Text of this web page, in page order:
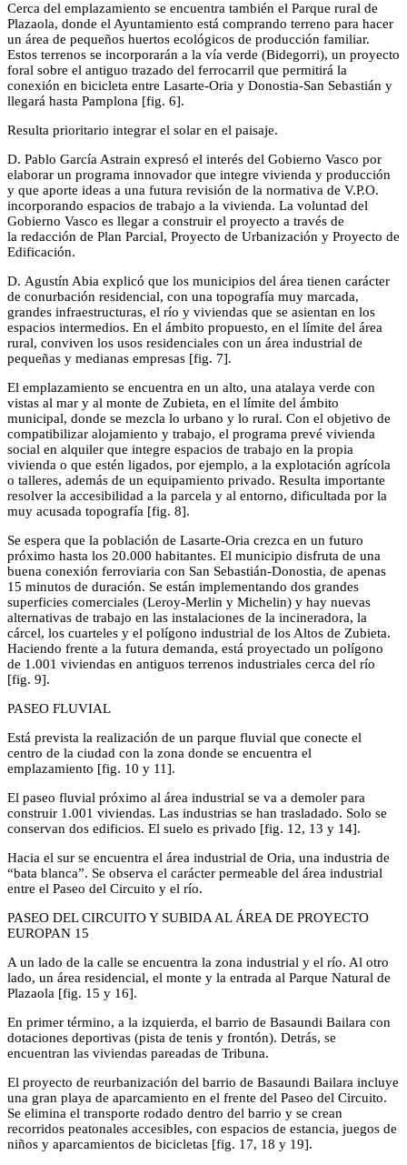
Cerca del emplazamiento se encuentra también el Parque rural de
Plazaola, donde el Ayuntamiento está comprando terreno para hacer
un área de pequeños huertos ecológicos de producción familiar.
Estos terrenos se incorporarán a la vía verde (Bidegorri), un proyecto
foral sobre el antiguo trazado del ferrocarril que permitirá la
conexión en bicicleta entre Lasarte-Oria y Donostia-San Sebastián y
llegará hasta Pamplona [fig. 6].
Resulta prioritario integrar el solar en el paisaje.
D. Pablo García Astrain expresó el interés del Gobierno Vasco por
elaborar un programa innovador que integre vivienda y producción
y que aporte ideas a una futura revisión de la normativa de V.P.O.
incorporando espacios de trabajo a la vivienda. La voluntad del
Gobierno Vasco es llegar a construir el proyecto a través de
la redacción de Plan Parcial, Proyecto de Urbanización y Proyecto de
Edificación.
D. Agustín Abia explicó que los municipios del área tienen carácter
de conurbación residencial, con una topografía muy marcada,
grandes infraestructuras, el río y viviendas que se asientan en los
espacios intermedios. En el ámbito propuesto, en el límite del área
rural, conviven los usos residenciales con un área industrial de
pequeñas y medianas empresas [fig. 7].
El emplazamiento se encuentra en un alto, una atalaya verde con
vistas al mar y al monte de Zubieta, en el límite del ámbito
municipal, donde se mezcla lo urbano y lo rural. Con el objetivo de
compatibilizar alojamiento y trabajo, el programa prevé vivienda
social en alquiler que integre espacios de trabajo en la propia
vivienda o que estén ligados, por ejemplo, a la explotación agrícola
o talleres, además de un equipamiento privado. Resulta importante
resolver la accesibilidad a la parcela y al entorno, dificultada por la
muy acusada topografía [fig. 8].
Se espera que la población de Lasarte-Oria crezca en un futuro
próximo hasta los 20.000 habitantes. El municipio disfruta de una
buena conexión ferroviaria con San Sebastián-Donostia, de apenas
15 minutos de duración. Se están implementando dos grandes
superficies comerciales (Leroy-Merlin y Michelin) y hay nuevas
alternativas de trabajo en las instalaciones de la incineradora, la
cárcel, los cuarteles y el polígono industrial de los Altos de Zubieta.
Haciendo frente a la futura demanda, está proyectado un polígono
de 1.001 viviendas en antiguos terrenos industriales cerca del río
[fig. 9].
PASEO FLUVIAL
Está prevista la realización de un parque fluvial que conecte el
centro de la ciudad con la zona donde se encuentra el
emplazamiento [fig. 10 y 11].
El paseo fluvial próximo al área industrial se va a demoler para
construir 1.001 viviendas. Las industrias se han trasladado. Solo se
conservan dos edificios. El suelo es privado [fig. 12, 13 y 14].
Hacia el sur se encuentra el área industrial de Oria, una industria de
“bata blanca”. Se observa el carácter permeable del área industrial
entre el Paseo del Circuito y el río.
PASEO DEL CIRCUITO Y SUBIDA AL ÁREA DE PROYECTO
EUROPAN 15
A un lado de la calle se encuentra la zona industrial y el río. Al otro
lado, un área residencial, el monte y la entrada al Parque Natural de
Plazaola [fig. 15 y 16].
En primer término, a la izquierda, el barrio de Basaundi Bailara con
dotaciones deportivas (pista de tenis y frontón). Detrás, se
encuentran las viviendas pareadas de Tribuna.
El proyecto de reurbanización del barrio de Basaundi Bailara incluye
una gran playa de aparcamiento en el frente del Paseo del Circuito.
Se elimina el transporte rodado dentro del barrio y se crean
recorridos peatonales accesibles, con espacios de estancia, juegos de
niños y aparcamientos de bicicletas [fig. 17, 18 y 19].